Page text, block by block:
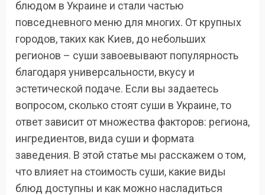
блюдом в Украине и стали частью
повседневного меню для многих. От крупных
городов, таких как Киев, до небольших
регионов – суши завоевывают популярность
благодаря универсальности, вкусу и
эстетической подаче. Если вы задаетесь
вопросом, сколько стоят суши в Украине, то
ответ зависит от множества факторов: региона,
ингредиентов, вида суши и формата
заведения. В этой статье мы расскажем о том,
что влияет на стоимость суши, какие виды
блюд доступны и как можно насладиться